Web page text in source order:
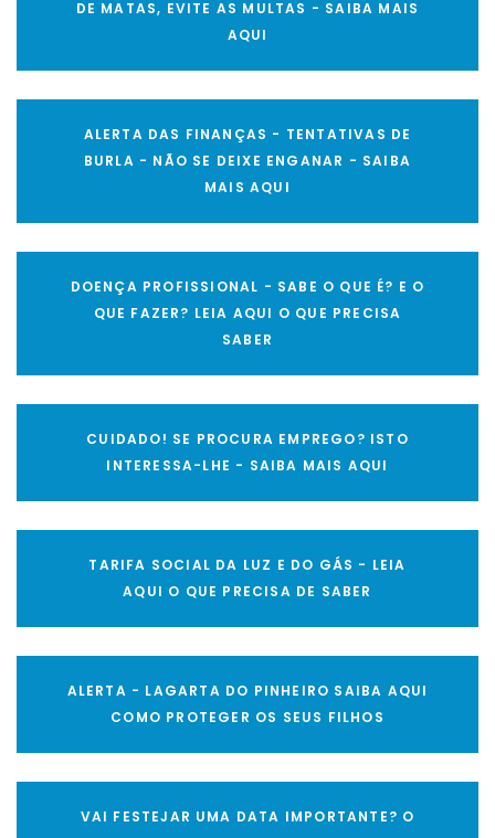
DE MATAS, EVITE AS MULTAS - SAIBA MAIS
AQUI
ALERTA DAS FINANÇAS - TENTATIVAS DE
BURLA - NÃO SE DEIXE ENGANAR - SAIBA
MAIS AQUI
DOENÇA PROFISSIONAL - SABE O QUE É? E O
QUE FAZER? LEIA AQUI O QUE PRECISA
SABER
CUIDADO! SE PROCURA EMPREGO? ISTO
INTERESSA-LHE - SAIBA MAIS AQUI
TARIFA SOCIAL DA LUZ E DO GÁS - LEIA
AQUI O QUE PRECISA DE SABER
ALERTA - LAGARTA DO PINHEIRO SAIBA AQUI
COMO PROTEGER OS SEUS FILHOS
VAI FESTEJAR UMA DATA IMPORTANTE? O